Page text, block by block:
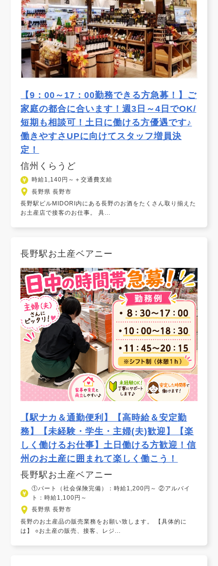
【9：00～17：00勤務できる方急募！】ご
家庭の都合に合います！週3日～4日でOK/
短期も相談可！土日に働ける方優遇です♪
働きやすさUPに向けてスタッフ増員決
定！
信州くらうど
時給1,140円～＋交通費支給
長野県 長野市
長野駅ビルMIDORI内にある長野のお酒をたくさん取り揃えた
お土産店で接客のお仕事。 具...
長野駅お土産ベアニー
【駅ナカ＆通勤便利】【高時給＆安定勤
務】【未経験・学生・主婦(夫)歓迎】【楽
しく働けるお仕事】土日働ける方歓迎！信
州のお土産に囲まれて楽しく働こう！
長野駅お土産ベアニー
①パート（社会保険完備）：時給1,200円～ ②アルバイ
ト：時給1,100円～
長野県 長野市
長野のお土産品の販売業務をお願い致します。 【具体的に
は】 ○お土産の販売、接客、レジ...